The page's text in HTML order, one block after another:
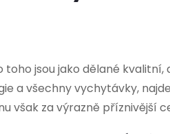
jsou jako dělané kvalitní,
a všechny vychytávky,
však za výrazně příznivější